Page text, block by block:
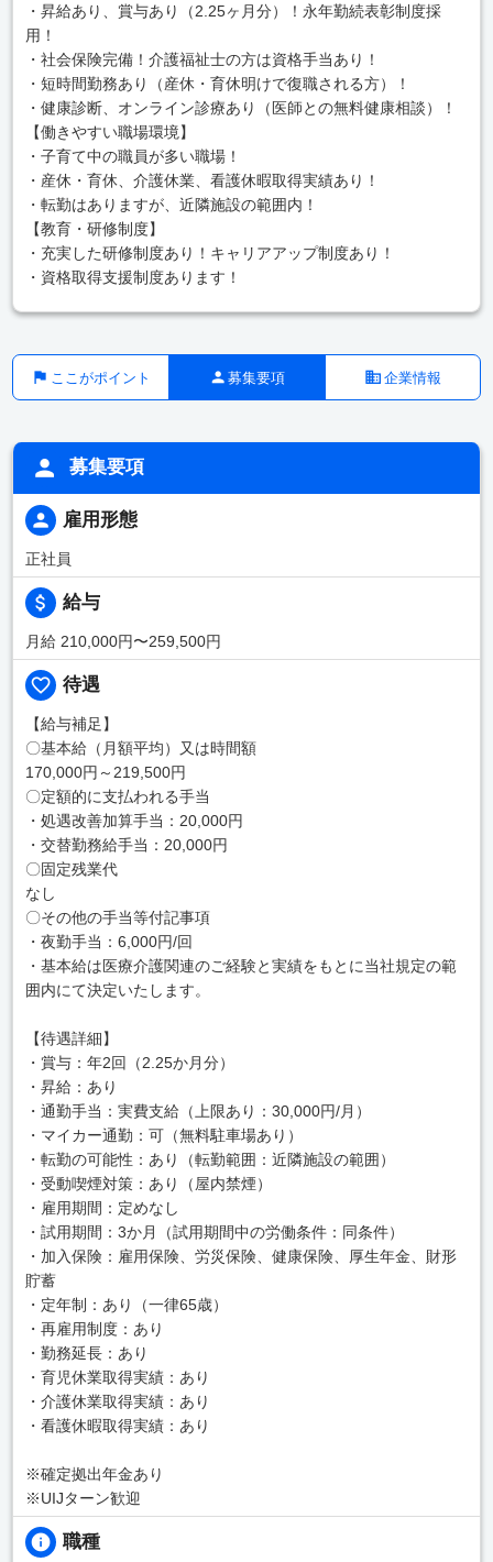
・昇給あり、賞与あり（2.25ヶ月分）！永年勤続表彰制度採
用！
・社会保険完備！介護福祉士の方は資格手当あり！
・短時間勤務あり（産休・育休明けで復職される方）！
・健康診断、オンライン診療あり（医師との無料健康相談）！
【働きやすい職場環境】
・子育て中の職員が多い職場！
・産休・育休、介護休業、看護休暇取得実績あり！
・転勤はありますが、近隣施設の範囲内！
【教育・研修制度】
・充実した研修制度あり！キャリアアップ制度あり！
・資格取得支援制度あります！
ここがポイント 募集要項 企業情報
募集要項
雇用形態
正社員
給与
月給 210,000円〜259,500円
待遇
【給与補足】
〇基本給（月額平均）又は時間額
170,000円～219,500円
〇定額的に支払われる手当
・処遇改善加算手当：20,000円
・交替勤務給手当：20,000円
〇固定残業代
なし
〇その他の手当等付記事項
・夜勤手当：6,000円/回
・基本給は医療介護関連のご経験と実績をもとに当社規定の範
囲内にて決定いたします。
【待遇詳細】
・賞与：年2回（2.25か月分）
・昇給：あり
・通勤手当：実費支給（上限あり：30,000円/月）
・マイカー通勤：可（無料駐車場あり）
・転勤の可能性：あり（転勤範囲：近隣施設の範囲）
・受動喫煙対策：あり（屋内禁煙）
・雇用期間：定めなし
・試用期間：3か月（試用期間中の労働条件：同条件）
・加入保険：雇用保険、労災保険、健康保険、厚生年金、財形
貯蓄
・定年制：あり（一律65歳）
・再雇用制度：あり
・勤務延長：あり
・育児休業取得実績：あり
・介護休業取得実績：あり
・看護休暇取得実績：あり
※確定拠出年金あり
※UIJターン歓迎
職種